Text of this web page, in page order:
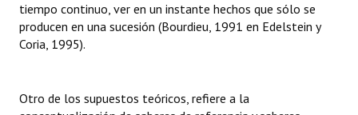
tiempo continuo, ver en un instante hechos que sólo se
producen en una sucesión (Bourdieu, 1991 en Edelstein y
Coria, 1995).
Otro de los supuestos teóricos, refiere a la